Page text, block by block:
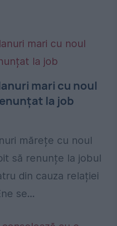
mari cu noul
la job
mărețe cu noul
să renunțe la jobul
din cauza relației
se...